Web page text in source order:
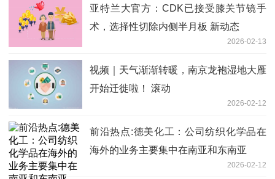
亚特兰大官方：CDK已接受膝关节镜手
术，选择性切除内侧半月板 新动态
2026-02-13
视频｜天气渐渐转暖，南京龙袍湿地大雁
开始迁徙啦！ 滚动
2026-02-12
前沿热点:德美化工：公司纺织化学品在
海外的业务主要集中在南亚和东南亚
2026-02-12